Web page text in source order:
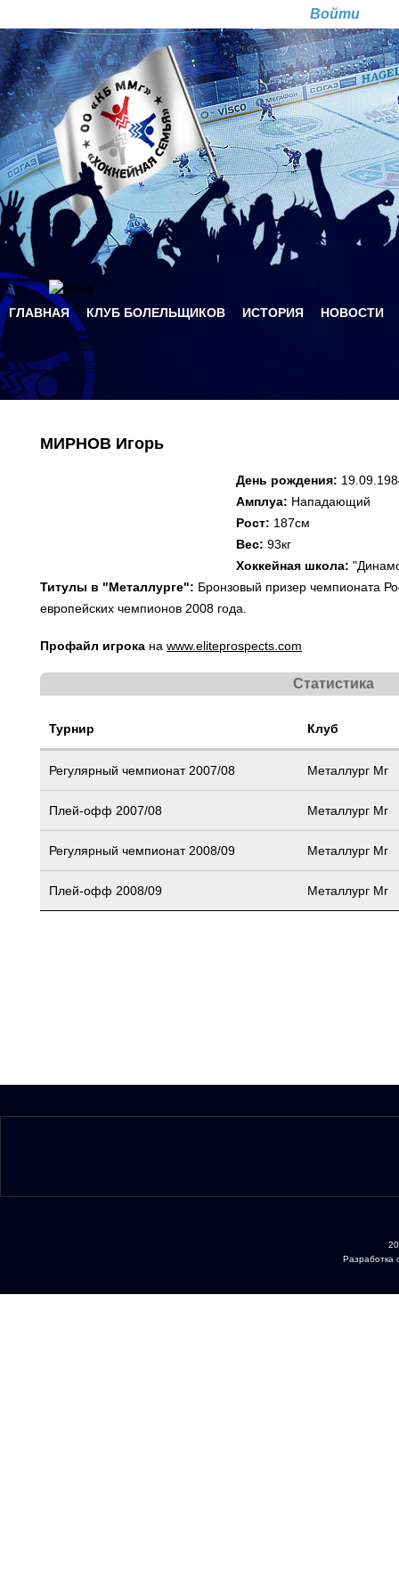
ГЛАВНАЯ КЛУБ БОЛЕЛЬЩИКОВ ИСТОРИЯ НОВОСТИ
МИРНОВ Игорь
День рождения:
Амплуа: Нападающий
Рост: 187см
Вес: 93кг
Хоккейная школа:
Титулы в "Металлурге": Бронзовый призер чемпионата
европейских чемпионов 2008 года.
Профайл игрока на www.eliteprospects.com
Статистика
Турнир Клуб
Регулярный чемпионат 2007/08 Металлург Мг
Плей-офф 2007/08 Металлург Мг
Регулярный чемпионат 2008/09 Металлург Мг
Плей-офф 2008/09 Металлург Мг